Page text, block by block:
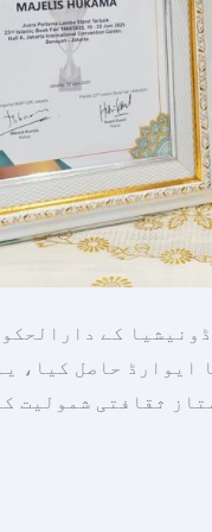
کے
کا ایوارڈ حاصل
ثقافتی شمولیت